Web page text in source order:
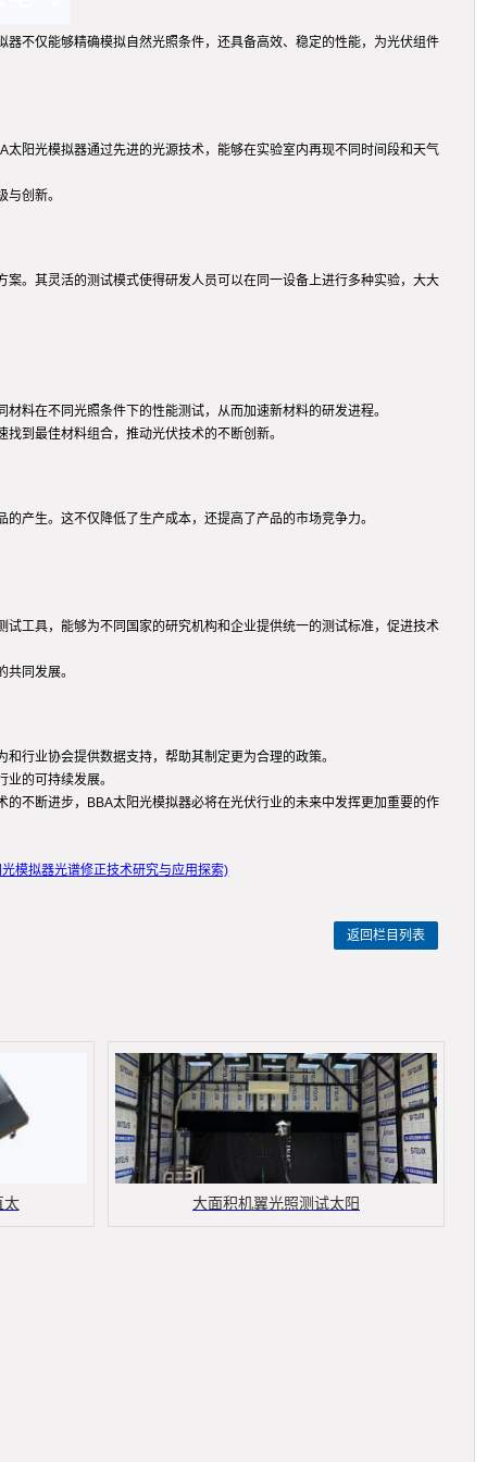
不仅能够精确模拟自然光照条件，还具备高效、稳定的性能，为光伏组件
阳光模拟器通过先进的光源技术，能够在实验室内再现不同时间段和天气
创新。
。其灵活的测试模式使得研发人员可以在同一设备上进行多种实验，大大
料在不同光照条件下的性能测试，从而加速新材料的研发进程。
到最佳材料组合，推动光伏技术的不断创新。
产生。这不仅降低了生产成本，还提高了产品的市场竞争力。
工具，能够为不同国家的研究机构和企业提供统一的测试标准，促进技术
同发展。
行业协会提供数据支持，帮助其制定更为合理的政策。
的可持续发展。
不断进步，BBA太阳光模拟器必将在光伏行业的未来中发挥更加重要的作
模拟器光谱修正技术研究与应用探索)
返回栏目列表
太 大面积机翼光照测试太阳